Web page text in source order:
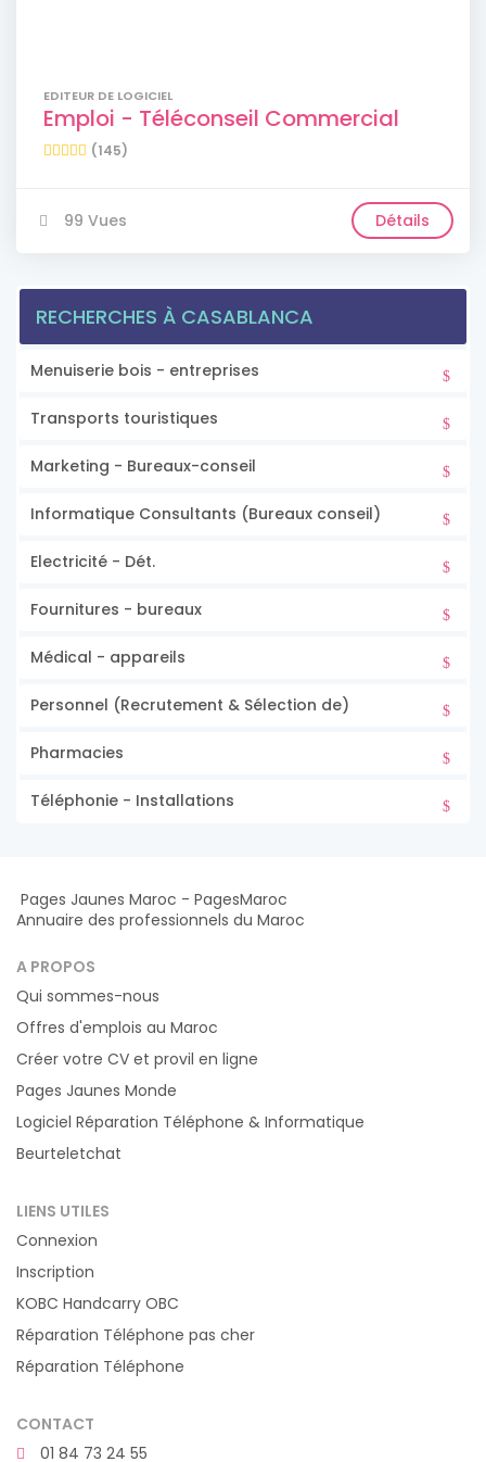
EDITEUR DE LOGICIEL
Emploi - Téléconseil Commercial
(145)
99 Vues Détails
RECHERCHES À CASABLANCA
Menuiserie bois - entreprises
Transports touristiques
Marketing - Bureaux-conseil
Informatique Consultants (Bureaux conseil)
Electricité - Dét.
Fournitures - bureaux
Médical - appareils
Personnel (Recrutement & Sélection de)
Pharmacies
Téléphonie - Installations
Pages Jaunes Maroc - PagesMaroc
Annuaire des professionnels du Maroc
A PROPOS
Qui sommes-nous
Offres d'emplois au Maroc
Créer votre CV et provil en ligne
Pages Jaunes Monde
Logiciel Réparation Téléphone & Informatique
Beurteletchat
LIENS UTILES
Connexion
Inscription
KOBC Handcarry OBC
Réparation Téléphone pas cher
Réparation Téléphone
CONTACT
01 84 73 24 55